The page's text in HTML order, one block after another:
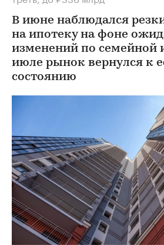
В июне наблюдался
на ипотеку на фоне
изменений по семейной
июле рынок вернулся к
состоянию